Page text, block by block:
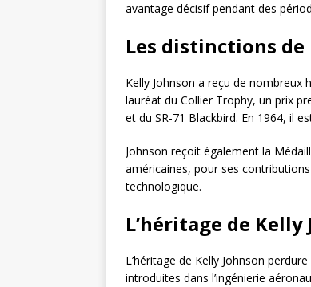
avantage décisif pendant des
Les distinctions de
Kelly Johnson a reçu de nombreux
lauréat du Collier Trophy, un prix
et du SR-71 Blackbird. En 1964, il
Johnson reçoit également la
américaines, pour ses
technologique.
L’héritage de Kelly
L’héritage de Kelly Johnson
introduites dans l’ingénierie